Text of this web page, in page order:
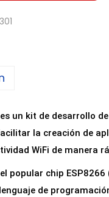
es un kit de desarrollo
la creación de
WiFi de manera
popular chip ESP8266
de